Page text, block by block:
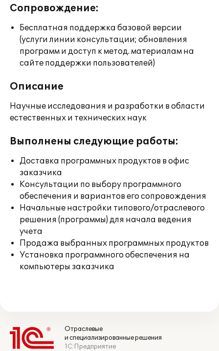
Сопровождение:
Бесплатная поддержка базовой версии
(услуги линии консультации; обновления
программ и доступ к метод. материалам на
сайте поддержки пользователей)
Описание
Научные исследования и разработки в области
естественных и технических наук
Выполнены следующие работы:
Доставка программных продуктов в офис
заказчика
Консультации по выбору программного
обеспечения и вариантов его сопровождения
Начальные настройки типового/отраслевого
решения (программы) для начала ведения
учета
Продажа выбранных программных продуктов
Установка программного обеспечения на
компьютеры заказчика
Отраслевые
и специализированные решения
1С:Предприятие